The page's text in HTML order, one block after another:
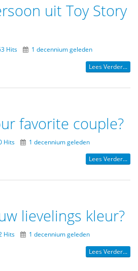
uit Toy Story
Hits 1 decennium geleden
Lees Verder...
favorite couple?
Hits 1 decennium geleden
Lees Verder...
lievelings kleur?
Hits 1 decennium geleden
Lees Verder...